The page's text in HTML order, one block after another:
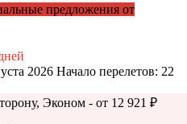
предложения от
2026 Начало перелетов: 22
Эконом - от 12 921 ₽